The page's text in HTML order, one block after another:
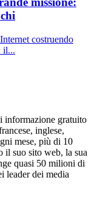
costruendo
il...
informazione gratuito
inglese,
mese, più di 10
il suo sito web, la sua
quasi 50 milioni di
leader dei media